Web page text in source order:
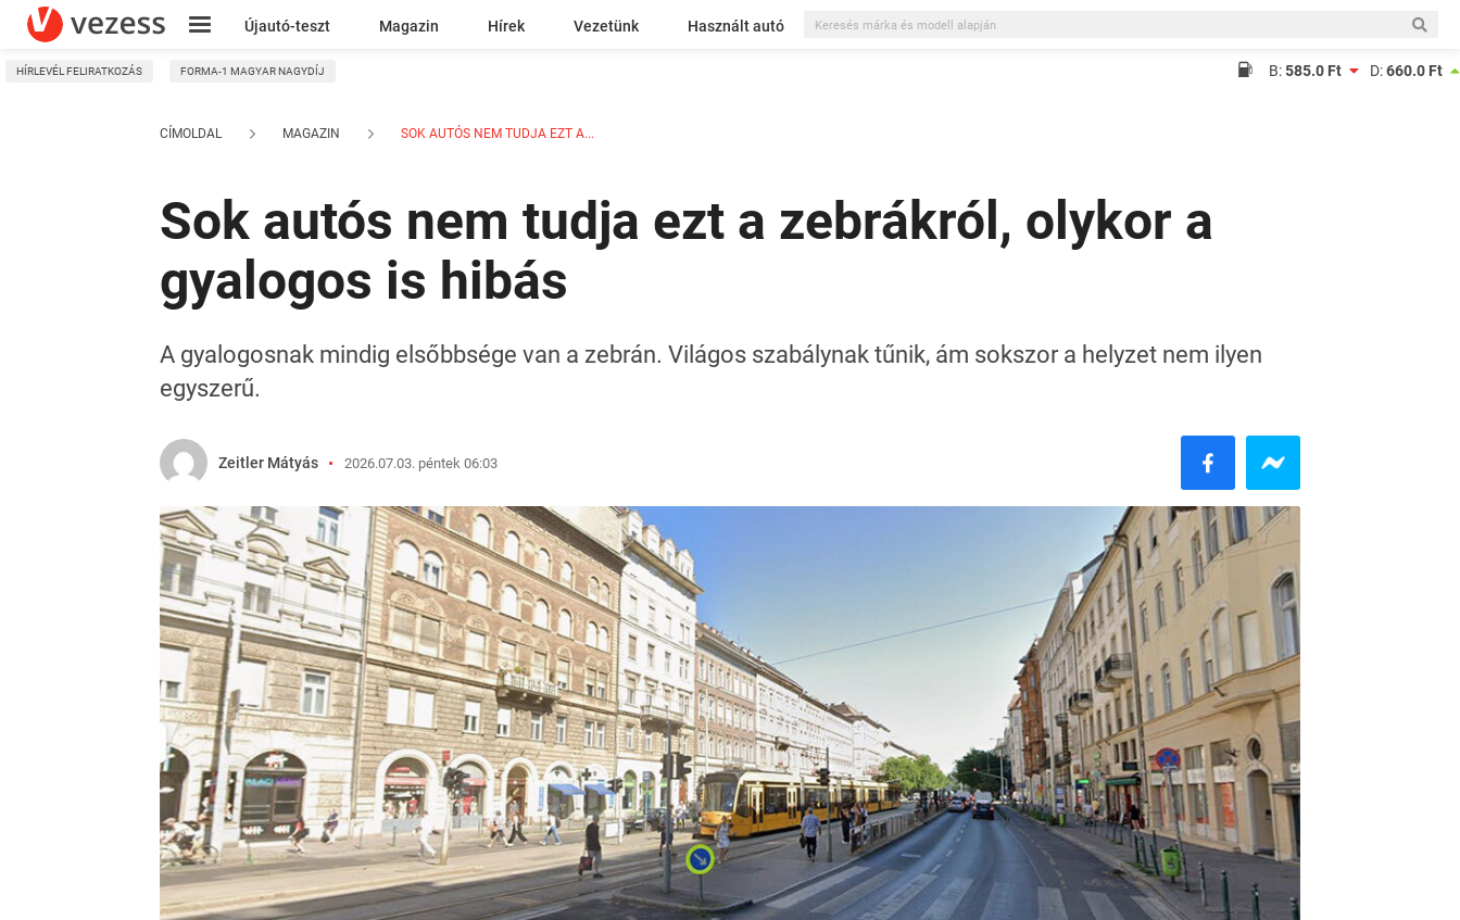
Újautó-teszt Magazin Hírek Vezetünk Használt autó
Kresz
HÍRLEVÉL FELIRATKOZÁS FORMA-1 MAGYAR NAGYDÍJ B:585.0 Ft D:660.0 Ft
CÍMOLDAL MAGAZIN SOK AUTÓS NEM TUDJA EZT A...
Sok autós nem tudja ezt a zebrákról, olykor a
gyalogos is hibás
A gyalogosnak mindig elsőbbsége van a zebrán. Világos szabálynak tűnik, ám sokszor a helyzet nem ilyen
egyszerű.
Zeitler Mátyás 2026.07.03. péntek 06:03